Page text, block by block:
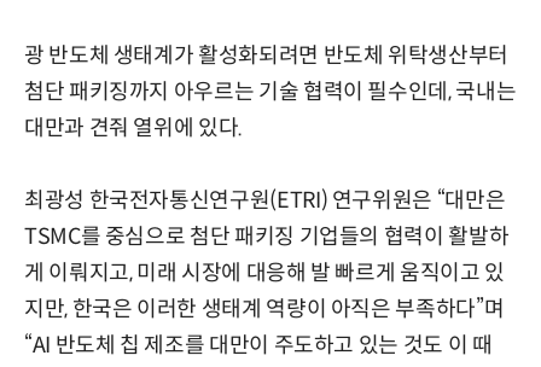
광 반도체 생태계가 활성화되려면 반도체 위탁생산부터
첨단 패키징까지 아우르는 기술 협력이 필수인데, 국내는
대만과 견줘 열위에 있다.
최광성 한국전자통신연구원(ETRI) 연구위원은 “대만은
TSMC를 중심으로 첨단 패키징 기업들의 협력이 활발하
게 이뤄지고, 미래 시장에 대응해 발 빠르게 움직이고 있
지만, 한국은 이러한 생태계 역량이 아직은 부족하다”며
“AI 반도체 칩 제조를 대만이 주도하고 있는 것도 이 때